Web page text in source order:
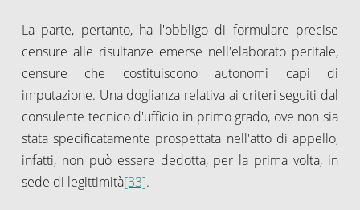
La parte, pertanto, ha l'obbligo di formulare precise
censure alle risultanze emerse nell'elaborato peritale,
censure che costituiscono autonomi capi di
imputazione. Una doglianza relativa ai criteri seguiti dal
consulente tecnico d'ufficio in primo grado, ove non sia
stata specificatamente prospettata nell'atto di appello,
infatti, non può essere dedotta, per la prima volta, in
sede di legittimità[33].